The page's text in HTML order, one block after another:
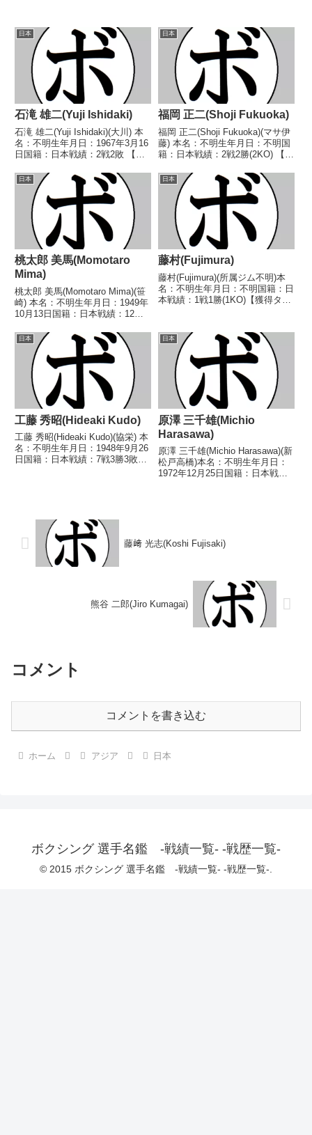
日本
石滝 雄二(Yuji Ishidaki)
石滝 雄二(Yuji Ishidaki)(大川) 本
名：不明生年月日：1967年3月16
日国籍：日本戦績：2戦2敗 【獲
1991/03/18 ●4R判定 (採点不
明) 吉富 哲也(協
栄)1991/11/18 ●4R...
日本
福岡 正二(Shoji Fukuoka)
福岡 正二(Shoji Fukuoka)(マサ伊
藤) 本名：不明生年月日：不明国
籍：日本戦績：2戦2勝(2KO) 【獲
1980/07/13 ○2RKO 阿南 久弥
(大分)1983/01/04 ○2RTKO 岡
本 義...
日本
桃太郎 美馬(Momotaro
Mima)
桃太郎 美馬(Momotaro Mima)(笹
崎) 本名：不明生年月日：1949年
10月13日国籍：日本戦績：12戦5
なし 【戦歴】1969/02/05
○2RKO 斉藤 政吉(新
興)1969/04/0...
日本
藤村(Fujimura)
藤村(Fujimura)(所属ジム不明)本
名：不明生年月日：不明国籍：日
本戦績：1戦1勝(1KO)【獲得タイ
足情報】・戦績は判明済みのもの
のみ記載。・BoxRecで...
日本
工藤 秀昭(Hideaki Kudo)
工藤 秀昭(Hideaki Kudo)(協栄) 本
名：不明生年月日：1948年9月26
日国籍：日本戦績：7戦3勝3敗1
日本
原澤 三千雄(Michio
Harasawa)
原澤 三千雄(Michio Harasawa)(新
松戸高橋)本名：不明生年月日：
1972年12月25日国籍：日本戦
藤﨑 光志(Koshi Fujisaki)
熊谷 二郎(Jiro Kumagai)
コメント
コメントを書き込む
ホーム アジア 日本
ボクシング 選手名鑑 -戦績一覧- -戦歴一覧-
© 2015 ボクシング 選手名鑑 -戦績一覧- -戦歴一覧-.